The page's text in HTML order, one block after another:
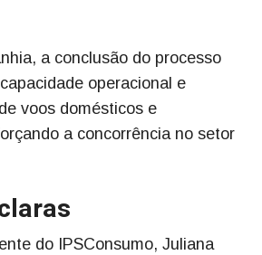
a conclusão do processo
operacional e
voos domésticos e
a concorrência no setor
do IPSConsumo, Juliana